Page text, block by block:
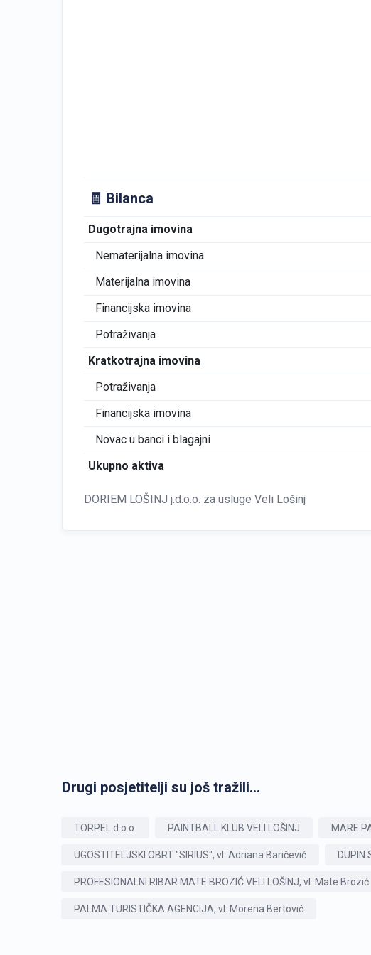
🧾 Bilanca
Dugotrajna imovina
Nematerijalna imovina
Materijalna imovina
Financijska imovina
Potraživanja
Kratkotrajna imovina
Potraživanja
Financijska imovina
Novac u banci i blagajni
Ukupno aktiva
DORIEM LOŠINJ j.d.o.o. za usluge Veli Lošinj
Drugi posjetitelji su još tražili...
TORPEL d.o.o. PAINTBALL KLUB VELI LOŠINJ MARE
UGOSTITELJSKI OBRT "SIRIUS", vl. Adriana Baričević DUPIN
PROFESIONALNI RIBAR MATE BROZIĆ VELI LOŠINJ, vl. Mate Brozić
PALMA TURISTIČKA AGENCIJA, vl. Morena Bertović